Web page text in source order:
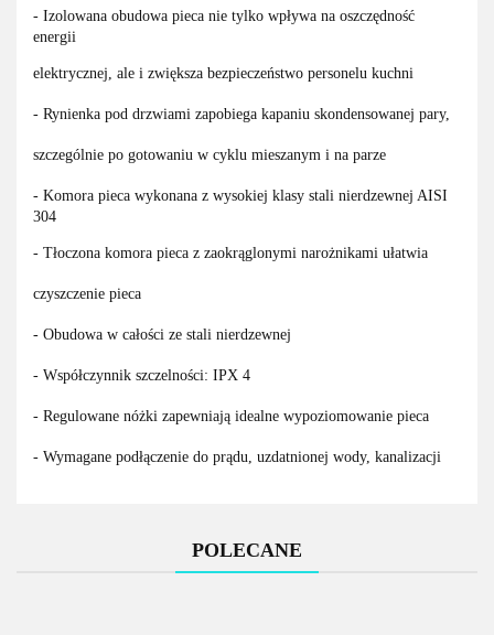
- Izolowana obudowa pieca nie tylko wpływa na oszczędność
energii
elektrycznej, ale i zwiększa bezpieczeństwo personelu kuchni
- Rynienka pod drzwiami zapobiega kapaniu skondensowanej pary,
szczególnie po gotowaniu w cyklu mieszanym i na parze
- Komora pieca wykonana z wysokiej klasy stali nierdzewnej AISI
304
- Tłoczona komora pieca z zaokrąglonymi narożnikami ułatwia
czyszczenie pieca
- Obudowa w całości ze stali nierdzewnej
- Współczynnik szczelności: IPX 4
- Regulowane nóżki zapewniają idealne wypoziomowanie pieca
- Wymagane podłączenie do prądu, uzdatnionej wody, kanalizacji
POLECANE